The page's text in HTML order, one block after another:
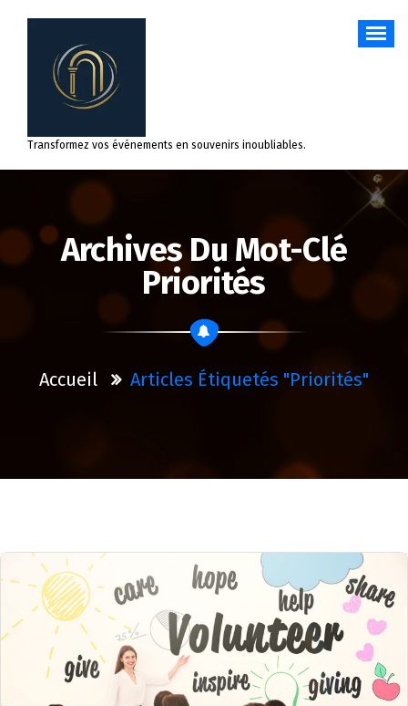
Transformez vos événements en souvenirs inoubliables.
Archives Du Mot-Clé
Priorités
Accueil Articles Étiquetés "priorités"